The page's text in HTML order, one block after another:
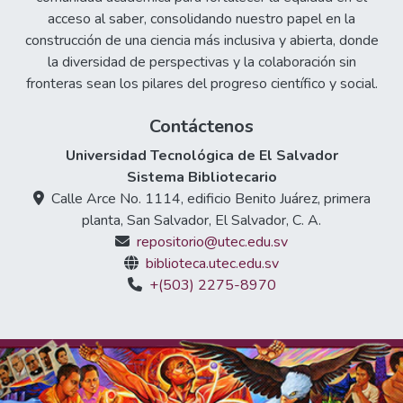
acceso al saber, consolidando nuestro papel en la
construcción de una ciencia más inclusiva y abierta, donde
la diversidad de perspectivas y la colaboración sin
fronteras sean los pilares del progreso científico y social.
Contáctenos
Universidad Tecnológica de El Salvador
Sistema Bibliotecario
Calle Arce No. 1114, edificio Benito Juárez, primera
planta, San Salvador, El Salvador, C. A.
repositorio@utec.edu.sv
biblioteca.utec.edu.sv
+(503) 2275-8970